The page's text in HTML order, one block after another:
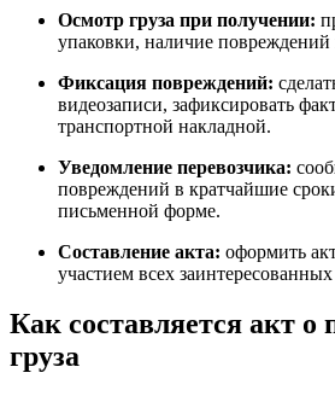
Осмотр груза при получении:
упаковки, наличие повреждений
Фиксация повреждений:
видеозаписи, зафиксировать
транспортной накладной.
Уведомление перевозчика:
повреждений в кратчайшие
письменной форме.
Составление акта: оформить
участием всех
Как составляется акт о
груза